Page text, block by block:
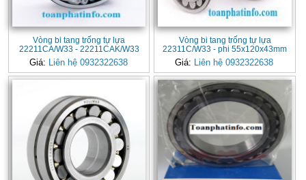
Vòng bi tang trống tự lựa
22211CA/W33 - 22211CAK/W33
Giá: Liên hệ 0932322638
Vòng bi tang trống tự lựa
22311C/W33 - phi 55x120x43mm
Giá: Liên hệ 0932322638